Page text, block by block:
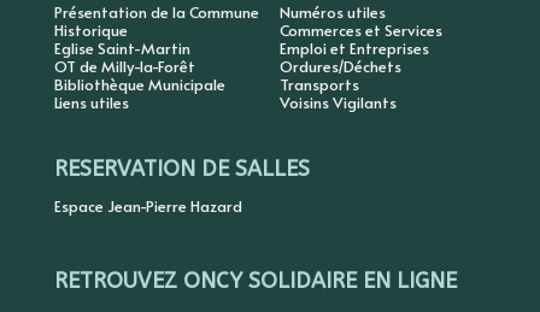
Présentation de la Commune
Historique
Eglise Saint-Martin
OT de Milly-la-Forêt
Bibliothèque Municipale
Liens utiles
Numéros utiles
Commerces et Services
Emploi et Entreprises
Ordures/Déchets
Transports
Voisins Vigilants
RESERVATION DE SALLES
Espace Jean-Pierre Hazard
RETROUVEZ ONCY SOLIDAIRE EN LIGNE